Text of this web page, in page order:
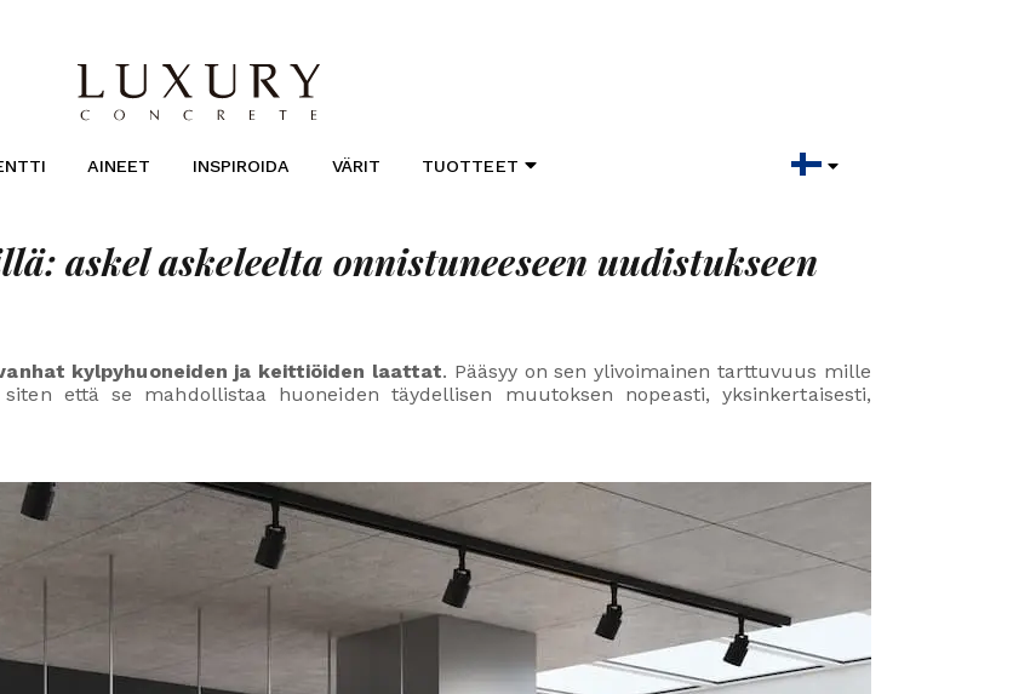
AINEET INSPIROIDA VÄRIT TUOTTEET
askel askeleelta onnistuneeseen uudistukseen
kylpyhuoneiden ja keittiöiden laattat. Pääsyy on sen ylivoimainen tarttuvuus mille
että se mahdollistaa huoneiden täydellisen muutoksen nopeasti, yksinkertaisesti,